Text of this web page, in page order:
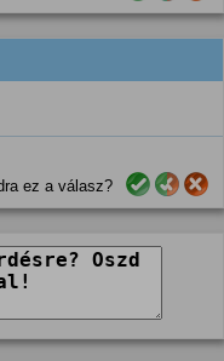
ez a válasz?